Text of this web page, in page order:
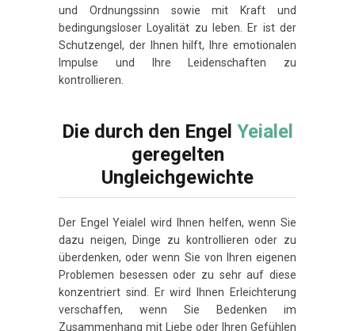
und Ordnungssinn sowie mit Kraft und
bedingungsloser Loyalität zu leben. Er ist der
Schutzengel, der Ihnen hilft, Ihre emotionalen
Impulse und Ihre Leidenschaften zu
kontrollieren.
Die durch den Engel Yeialel
geregelten
Ungleichgewichte
Der Engel Yeialel wird Ihnen helfen, wenn Sie
dazu neigen, Dinge zu kontrollieren oder zu
überdenken, oder wenn Sie von Ihren eigenen
Problemen besessen oder zu sehr auf diese
konzentriert sind. Er wird Ihnen Erleichterung
verschaffen, wenn Sie Bedenken im
Zusammenhang mit Liebe oder Ihren Gefühlen